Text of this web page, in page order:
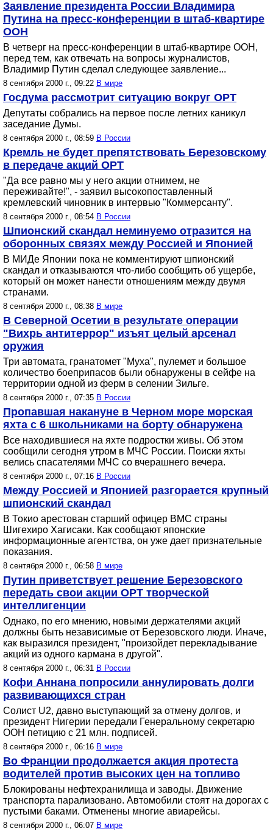
Заявление президента России Владимира
Путина на пресс-конференции в штаб-квартире
ООН
В четверг на пресс-конференции в штаб-квартире ООН,
перед тем, как отвечать на вопросы журналистов,
Владимир Путин сделал следующее заявление...
8 сентября 2000 г., 09:22 В мире
Госдума рассмотрит ситуацию вокруг ОРТ
Депутаты собрались на первое после летних каникул
заседание Думы.
8 сентября 2000 г., 08:59 В России
Кремль не будет препятствовать Березовскому
в передаче акций ОРТ
"Да все равно мы у него акции отнимем, не
переживайте!", - заявил высокопоставленный
кремлевский чиновник в интервью "Коммерсанту".
8 сентября 2000 г., 08:54 В России
Шпионский скандал неминуемо отразится на
оборонных связях между Россией и Японией
В МИДе Японии пока не комментируют шпионский
скандал и отказываются что-либо сообщить об ущербе,
который он может нанести отношениям между двумя
странами.
8 сентября 2000 г., 08:38 В мире
В Северной Осетии в результате операции
"Вихрь антитеррор" изъят целый арсенал
оружия
Три автомата, гранатомет "Муха", пулемет и большое
количество боеприпасов были обнаружены в сейфе на
территории одной из ферм в селении Зильге.
8 сентября 2000 г., 07:35 В России
Пропавшая накануне в Черном море морская
яхта с 6 школьниками на борту обнаружена
Все находившиеся на яхте подростки живы. Об этом
сообщили сегодня утром в МЧС России. Поиски яхты
велись спасателями МЧС со вчерашнего вечера.
8 сентября 2000 г., 07:16 В России
Между Россией и Японией разгорается крупный
шпионский скандал
В Токио арестован старший офицер ВМС страны
Шигехиро Хагисаки. Как сообщают японские
информационные агентства, он уже дает признательные
показания.
8 сентября 2000 г., 06:58 В мире
Путин приветствует решение Березовского
передать свои акции ОРТ творческой
интеллигенции
Однако, по его мнению, новыми держателями акций
должны быть независимые от Березовского люди. Иначе,
как выразился президент, "произойдет перекладывание
акций из одного кармана в другой".
8 сентября 2000 г., 06:31 В России
Кофи Аннана попросили аннулировать долги
развивающихся стран
Солист U2, давно выступающий за отмену долгов, и
президент Нигерии передали Генеральному секретарю
ООН петицию с 21 млн. подписей.
8 сентября 2000 г., 06:16 В мире
Во Франции продолжается акция протеста
водителей против высоких цен на топливо
Блокированы нефтехранилища и заводы. Движение
транспорта парализовано. Автомобили стоят на дорогах с
пустыми баками. Отменены многие авиарейсы.
8 сентября 2000 г., 06:07 В мире